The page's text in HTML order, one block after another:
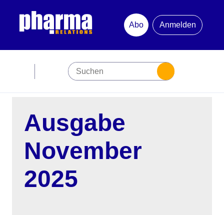
Abo
Anmelden
Premiumpartner
Jubiläum
Newsletter
Ausgabe
November
2025